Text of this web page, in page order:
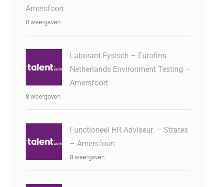
Amersfoort
8 weergaven
Laborant Fysisch – Eurofins
Netherlands Environment Testing –
Amersfoort
8 weergaven
Functioneel HR Adviseur. – Strates
– Amersfoort
8 weergaven